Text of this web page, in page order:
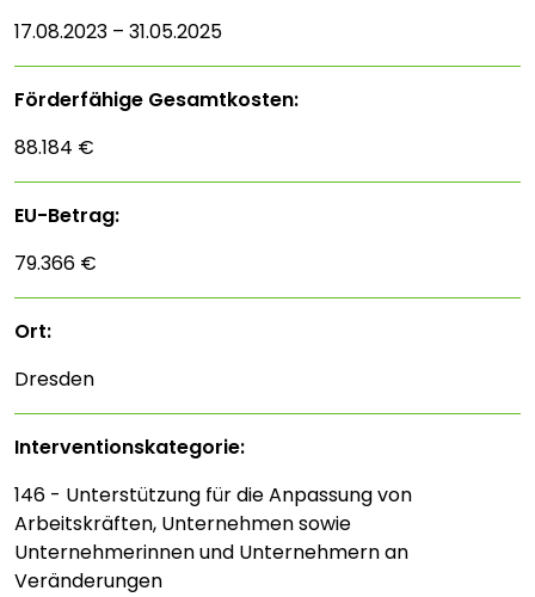
17.08.2023 – 31.05.2025
Förderfähige Gesamtkosten:
88.184 €
EU-Betrag:
79.366 €
Ort:
Dresden
Interventions­kategorie:
146 - Unterstützung für die Anpassung von
Arbeitskräften, Unternehmen sowie
Unternehmerinnen und Unternehmern an
Veränderungen